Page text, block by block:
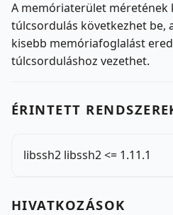
A memóriaterület méretének
túlcsordulás következhet be,
kisebb memóriafoglalást
túlcsorduláshoz vezethet.
ÉRINTETT
libssh2 libssh2 <= 1.11.1
HIVATKOZÁSOK